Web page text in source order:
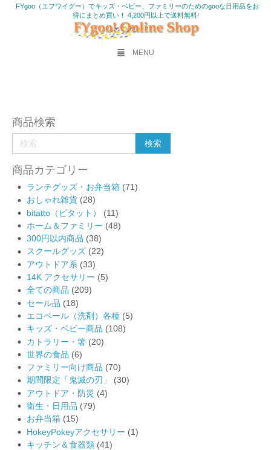
FYgoo（エフワイグー）でキッズ・ベビー、ファミリーのためのgooな日用品をお
得にまとめ買い！ 4,200円以上で送料無料!
MENU
商品検索
商品カテゴリー
ランチグッズ・お弁当箱 (71)
おしゃれ雑貨 (28)
bitatto（ビタット）
(11)
ホーム＆ファミリー (48)
300円以内商品 (38)
スクールグッズ (22)
アウトドア系 (33)
14K アクセサリー (5)
全ての商品 (209)
セール品 (18)
エコベール（洗剤）各種 (5)
キッズ・ベビー商品 (108)
カトラリー・箸 (20)
世界の食品 (6)
ファミリー向け商品 (70)
期間限定「鬼滅の刃」
(30)
アウトドア・防災 (4)
衛生・日用品 (79)
お弁当箱 (15)
HokeyPokeyアクセサリー (1)
キッチン＆食器類 (41)